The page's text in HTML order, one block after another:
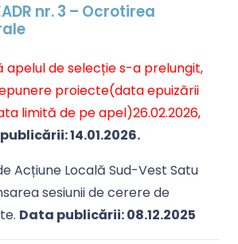
nr. 3 – Ocrotirea
de selecție s-a prelungit,
proiecte(data epuizării
limită de pe apel)26.02.2026,
14.01.2026.
Acțiune Locală Sud-Vest Satu
sesiunii de cerere de
Data publicării: 08.12.2025